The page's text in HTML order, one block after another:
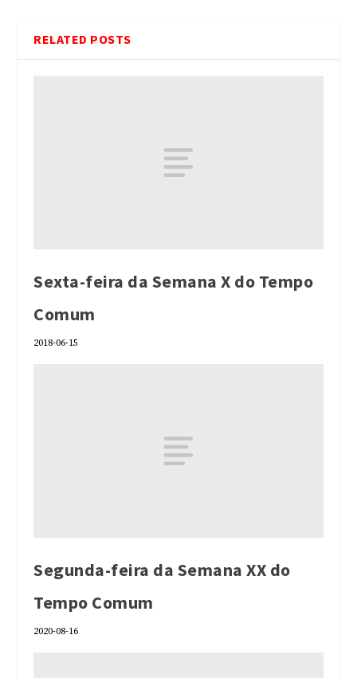
RELATED POSTS
Sexta-feira da Semana X do Tempo
Comum
2018-06-15
Segunda-feira da Semana XX do
Tempo Comum
2020-08-16